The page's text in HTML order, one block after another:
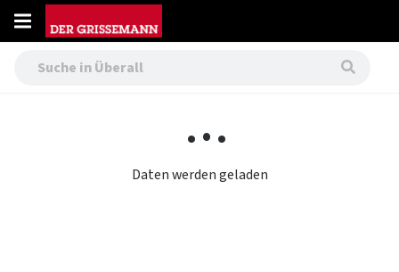
...
Daten werden geladen